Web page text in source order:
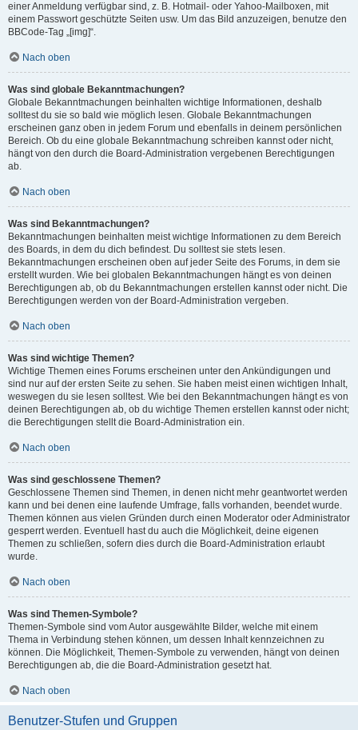
einer Anmeldung verfügbar sind, z. B. Hotmail- oder Yahoo-Mailboxen, mit
einem Passwort geschützte Seiten usw. Um das Bild anzuzeigen, benutze den
BBCode-Tag „[img]“.
Nach oben
Was sind globale Bekanntmachungen?
Globale Bekanntmachungen beinhalten wichtige Informationen, deshalb
solltest du sie so bald wie möglich lesen. Globale Bekanntmachungen
erscheinen ganz oben in jedem Forum und ebenfalls in deinem persönlichen
Bereich. Ob du eine globale Bekanntmachung schreiben kannst oder nicht,
hängt von den durch die Board-Administration vergebenen Berechtigungen
ab.
Nach oben
Was sind Bekanntmachungen?
Bekanntmachungen beinhalten meist wichtige Informationen zu dem Bereich
des Boards, in dem du dich befindest. Du solltest sie stets lesen.
Bekanntmachungen erscheinen oben auf jeder Seite des Forums, in dem sie
erstellt wurden. Wie bei globalen Bekanntmachungen hängt es von deinen
Berechtigungen ab, ob du Bekanntmachungen erstellen kannst oder nicht. Die
Berechtigungen werden von der Board-Administration vergeben.
Nach oben
Was sind wichtige Themen?
Wichtige Themen eines Forums erscheinen unter den Ankündigungen und
sind nur auf der ersten Seite zu sehen. Sie haben meist einen wichtigen Inhalt,
weswegen du sie lesen solltest. Wie bei den Bekanntmachungen hängt es von
deinen Berechtigungen ab, ob du wichtige Themen erstellen kannst oder nicht;
die Berechtigungen stellt die Board-Administration ein.
Nach oben
Was sind geschlossene Themen?
Geschlossene Themen sind Themen, in denen nicht mehr geantwortet werden
kann und bei denen eine laufende Umfrage, falls vorhanden, beendet wurde.
Themen können aus vielen Gründen durch einen Moderator oder Administrator
gesperrt werden. Eventuell hast du auch die Möglichkeit, deine eigenen
Themen zu schließen, sofern dies durch die Board-Administration erlaubt
wurde.
Nach oben
Was sind Themen-Symbole?
Themen-Symbole sind vom Autor ausgewählte Bilder, welche mit einem
Thema in Verbindung stehen können, um dessen Inhalt kennzeichnen zu
können. Die Möglichkeit, Themen-Symbole zu verwenden, hängt von deinen
Berechtigungen ab, die die Board-Administration gesetzt hat.
Nach oben
Benutzer-Stufen und Gruppen